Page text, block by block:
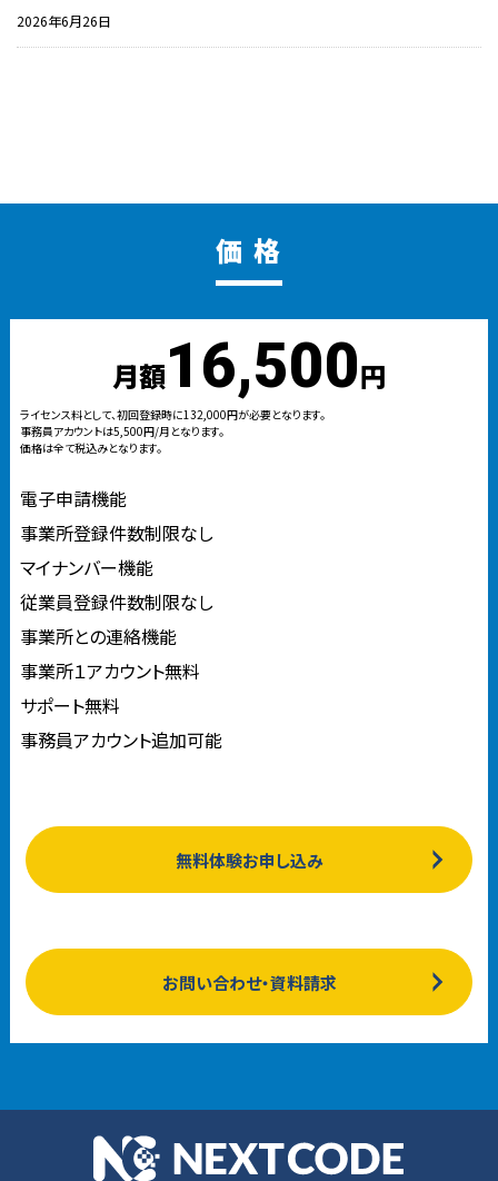
2026年6月26日
価 格
月額16,500円
ライセンス料として、初回登録時に132,000円が必要となります。
事務員アカウントは5,500円/月となります。
価格は全て税込みとなります。
電子申請機能
事業所登録件数制限なし
マイナンバー機能
従業員登録件数制限なし
事業所との連絡機能
事業所１アカウント無料
サポート無料
事務員アカウント追加可能
無料体験お申し込み
お問い合わせ・資料請求